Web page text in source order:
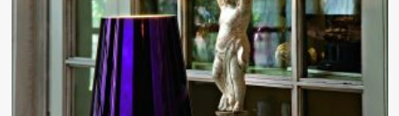
mniszka
lekarskiego